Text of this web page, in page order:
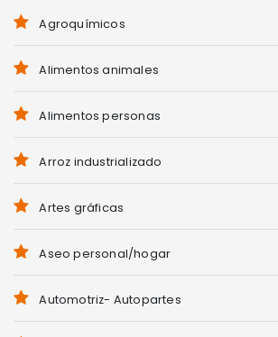
Agroquímicos
Alimentos animales
Alimentos personas
Arroz industrializado
Artes gráficas
Aseo personal/hogar
Automotriz- Autopartes